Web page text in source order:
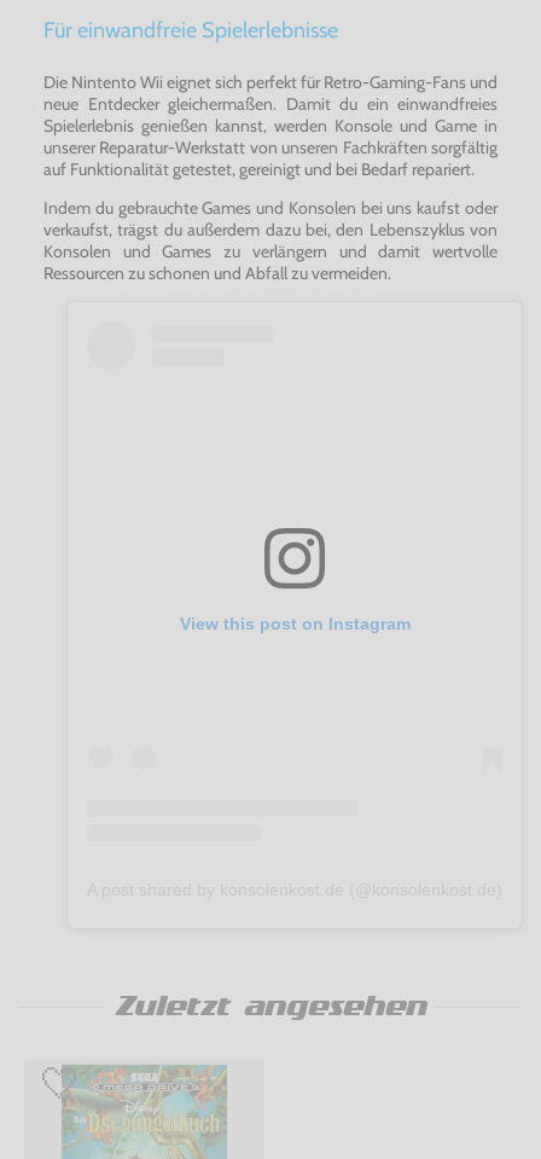
Für einwandfreie Spielerlebnisse
Die Nintento Wii eignet sich perfekt für Retro-Gaming-Fans und
neue Entdecker gleichermaßen. Damit du ein einwandfreies
Spielerlebnis genießen kannst, werden Konsole und Game in
unserer Reparatur-Werkstatt von unseren Fachkräften sorgfältig
auf Funktionalität getestet, gereinigt und bei Bedarf repariert.
Indem du gebrauchte Games und Konsolen bei uns kaufst oder
verkaufst, trägst du außerdem dazu bei, den Lebenszyklus von
Konsolen und Games zu verlängern und damit wertvolle
Ressourcen zu schonen und Abfall zu vermeiden.
View this post on Instagram
Zuletzt angesehen